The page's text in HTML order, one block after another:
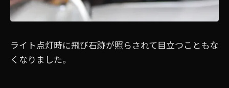
ライト点灯時に飛び石跡が照らされて目立つこともな
くなりました。